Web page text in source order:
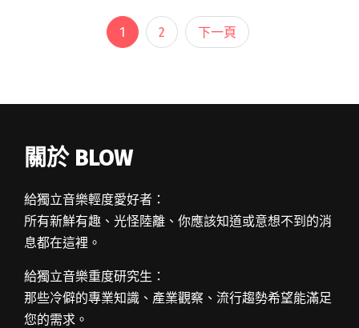
因饒舌團體「沒有才能」的發片之路"
1 2 下一頁
關於 BLOW
給獨立音樂輕度愛好者：
所有新鮮有趣、光怪陸離、你應該知道或意想不到的消
息都在這裡。
給獨立音樂重度研究生：
那些冷僻的專業知識、產業觀察、流行趨勢希望能滿足
您的需求。